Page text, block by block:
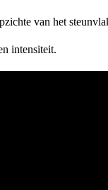
van het
intensiteit.